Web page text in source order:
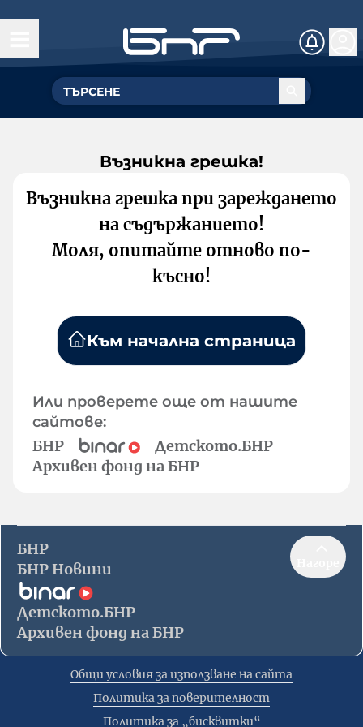
Възникна грешка!
Възникна грешка при зареждането
на съдържанието!
Моля, опитайте отново по-
късно!
Към начална страница
Или проверете още от нашите
сайтове:
БНР
Детското.БНР
Архивен фонд на БНР
БНР
БНР Новини
Детското.БНР
Архивен фонд на БНР
Общи условия за използване на сайта
Политика за поверителност
Политика за „бисквитки“